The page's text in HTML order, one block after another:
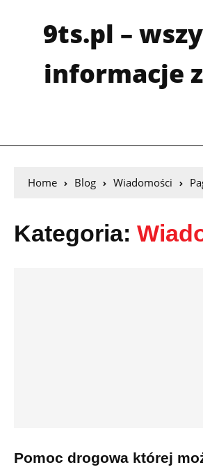
9ts.pl –
informacje
Home Blog Wiadomości
Kategoria:
Pomoc drogowa której